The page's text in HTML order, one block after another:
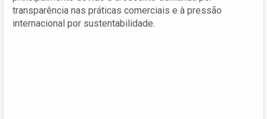
transparência nas práticas comerciais e à pressão
internacional por sustentabilidade.